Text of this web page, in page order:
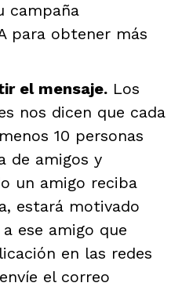
campaña
para obtener más
el mensaje. Los
nos dicen que cada
10 personas
de amigos y
un amigo reciba
estará motivado
ese amigo que
en las redes
el correo